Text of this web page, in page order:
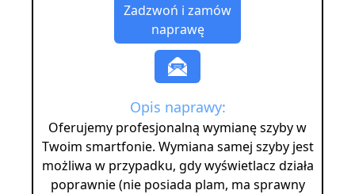
Zadzwoń i zamów
naprawę
Opis naprawy:
Oferujemy profesjonalną wymianę szyby w
Twoim smartfonie. Wymiana samej szyby jest
możliwa w przypadku, gdy wyświetlacz działa
poprawnie (nie posiada plam, ma sprawny